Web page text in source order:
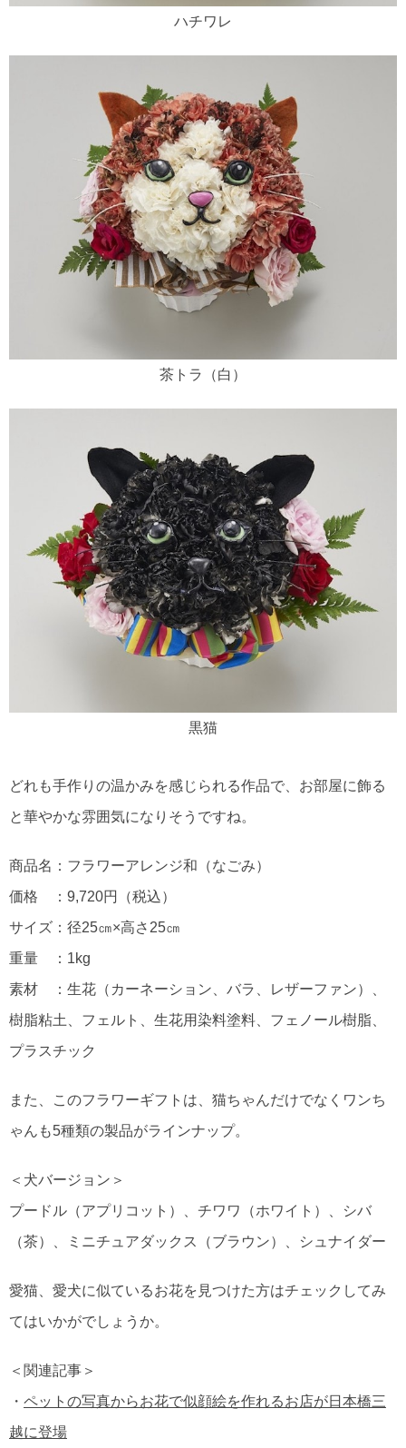
ハチワレ
茶トラ（白）
黒猫
どれも手作りの温かみを感じられる作品で、お部屋に飾る
と華やかな雰囲気になりそうですね。
商品名：フラワーアレンジ和（なごみ）
価格 ：9,720円（税込）
サイズ：径25㎝×高さ25㎝
重量 ：1kg
素材 ：生花（カーネーション、バラ、レザーファン）、
樹脂粘土、フェルト、生花用染料塗料、フェノール樹脂、
プラスチック
また、このフラワーギフトは、猫ちゃんだけでなくワンち
ゃんも5種類の製品がラインナップ。
＜犬バージョン＞
プードル（アプリコット）、チワワ（ホワイト）、シバ
（茶）、ミニチュアダックス（ブラウン）、シュナイダー
愛猫、愛犬に似ているお花を見つけた方はチェックしてみ
てはいかがでしょうか。
＜関連記事＞
・ ペットの写真からお花で似顔絵を作れるお店が日本橋三
越に登場